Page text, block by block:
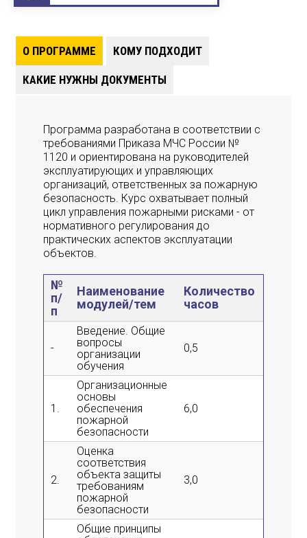
О ПРОГРАММЕ КОМУ ПОДХОДИТ
КАКИЕ НУЖНЫ ДОКУМЕНТЫ
Программа разработана в соответствии с
требованиями Приказа МЧС России №
1120 и ориентирована на руководителей
эксплуатирующих и управляющих
организаций, ответственных за пожарную
безопасность. Курс охватывает полный
цикл управления пожарными рисками - от
нормативного регулирования до
практических аспектов эксплуатации
объектов.
№
п/
п
Наименование
модулей/тем
Количество
часов
-
Введение. Общие
вопросы
организации
обучения
0,5
1.
Организационные
основы
обеспечения
пожарной
безопасности
6,0
2.
Оценка
соответствия
объекта защиты
требованиям
пожарной
безопасности
3,0
Общие принципы